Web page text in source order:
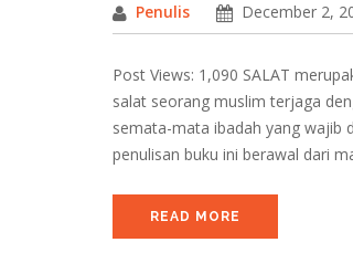
Penulis December 2,
Post Views: 1,090 SALAT
salat seorang muslim terjaga
semata-mata ibadah yang wajib
penulisan buku ini berawal dari
READ MORE